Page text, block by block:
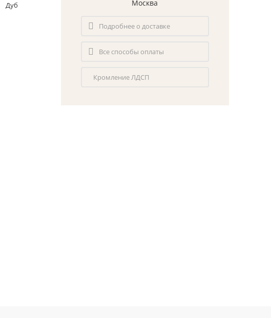
Дуб
Москва
Подробнее о доставке
Все способы оплаты
Кромление ЛДСП